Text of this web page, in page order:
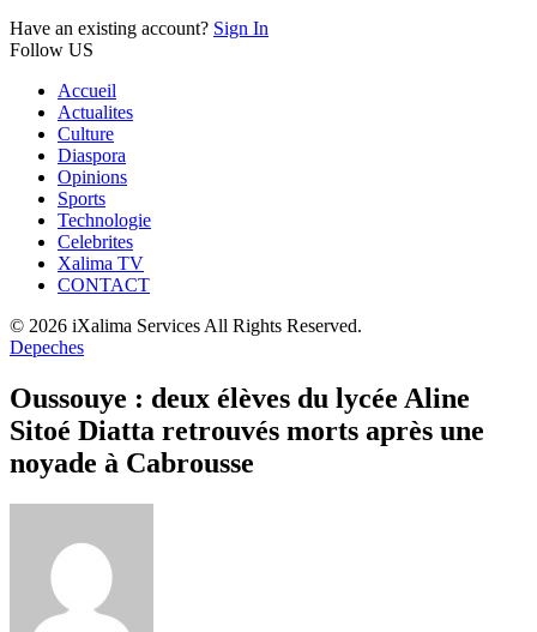
Have an existing account? Sign In
Follow US
Accueil
Actualites
Culture
Diaspora
Opinions
Sports
Technologie
Celebrites
Xalima TV
CONTACT
© 2026 iXalima Services All Rights Reserved.
Depeches
Oussouye : deux élèves du lycée Aline
Sitoé Diatta retrouvés morts après une
noyade à Cabrousse